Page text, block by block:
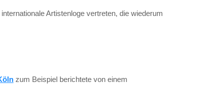
Artistenloge vertreten, die wiederum
zum Beispiel berichtete von einem